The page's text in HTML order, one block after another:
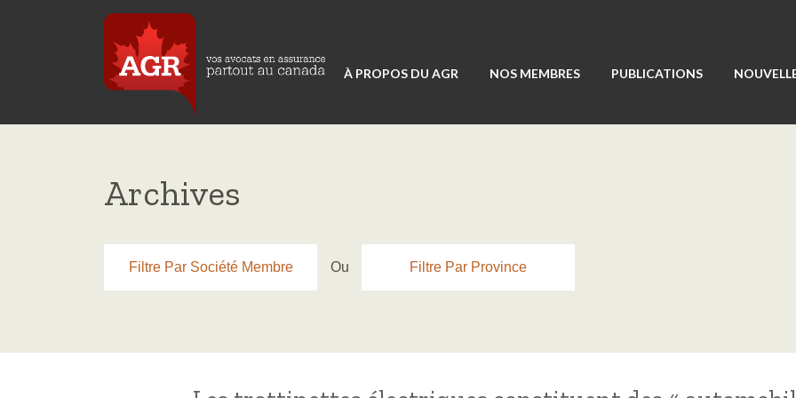
À PROPOS DU AGR NOS MEMBRES PUBLICATIONS
Archives
Filtre Par Société Membre Ou Filtre Par Province